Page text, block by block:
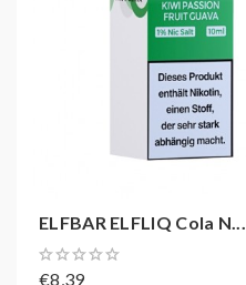
ELFBAR ELFLIQ Cola N...
€8,39